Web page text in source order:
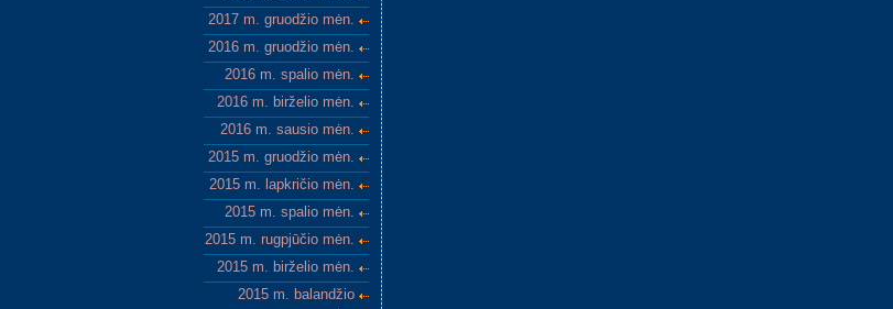
2017 m. gruodžio mėn.
2016 m. gruodžio mėn.
2016 m. spalio mėn.
2016 m. birželio mėn.
2016 m. sausio mėn.
2015 m. gruodžio mėn.
2015 m. lapkričio mėn.
2015 m. spalio mėn.
2015 m. rugpjūčio mėn.
2015 m. birželio mėn.
2015 m. balandžio